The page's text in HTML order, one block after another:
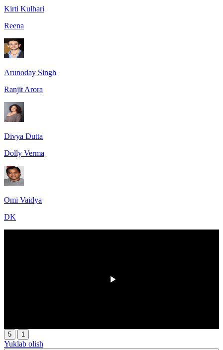
Kirti Kulhari
Reena
Arunoday Singh
Ranjit Arora
Divya Dutta
Dolly Verma
Omi Vaidya
DK
5 1
Yuklab olish